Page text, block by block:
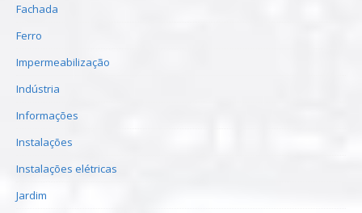
Fachada
Ferro
Impermeabilização
Indústria
Informações
Instalações
Instalações elétricas
Jardim